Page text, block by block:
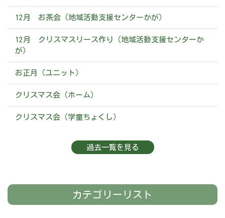
12月 お茶会（地域活動支援センターかが）
12月 クリスマスリース作り（地域活動支援センターか
が）
お正月（ユニット）
クリスマス会（ホーム）
クリスマス会（学童ちょくし）
過去一覧を見る
カテゴリーリスト